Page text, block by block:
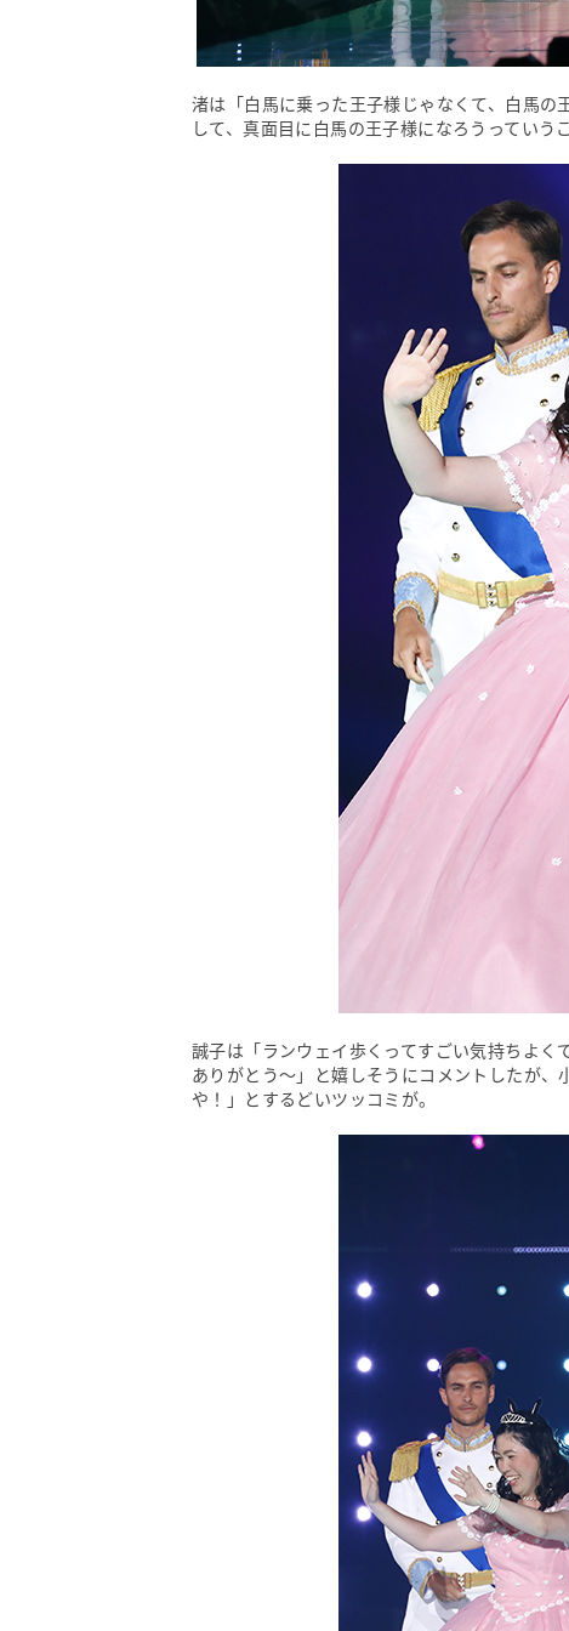
渚は「白馬に乗った王子様じゃなくて、白馬
して、真面目に白馬の王子様になろうっていう
誠子は「ランウェイ歩くってすごい気持ちよ
ありがとう～」と嬉しそうにコメントしたが
や！」とするどいツッコミが。